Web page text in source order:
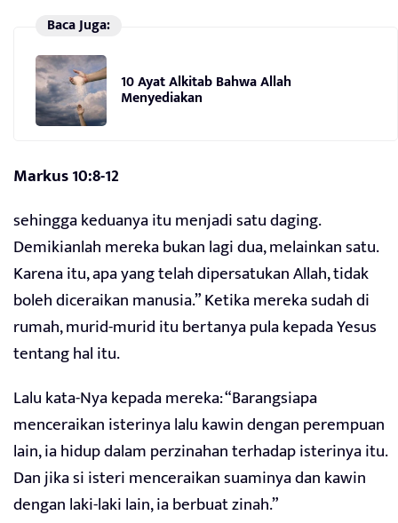
Baca Juga:
10 Ayat Alkitab Bahwa Allah
Menyediakan
Markus 10:8-12
sehingga keduanya itu menjadi satu daging.
Demikianlah mereka bukan lagi dua, melainkan satu.
Karena itu, apa yang telah dipersatukan Allah, tidak
boleh diceraikan manusia.” Ketika mereka sudah di
rumah, murid-murid itu bertanya pula kepada Yesus
tentang hal itu.
Lalu kata-Nya kepada mereka: “Barangsiapa
menceraikan isterinya lalu kawin dengan perempuan
lain, ia hidup dalam perzinahan terhadap isterinya itu.
Dan jika si isteri menceraikan suaminya dan kawin
dengan laki-laki lain, ia berbuat zinah.”